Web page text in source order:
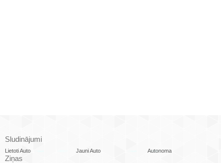
Sludinājumi
Lietoti Auto Jauni Auto Autonoma
Ziņas